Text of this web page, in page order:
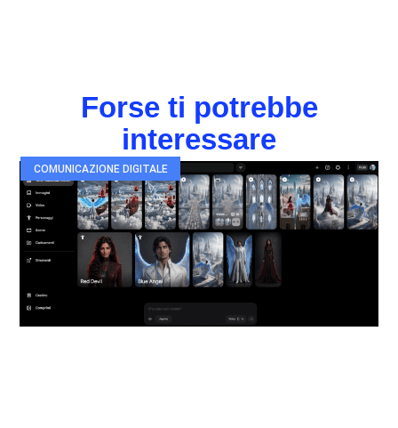
Forse ti potrebbe
interessare
COMUNICAZIONE DIGITALE